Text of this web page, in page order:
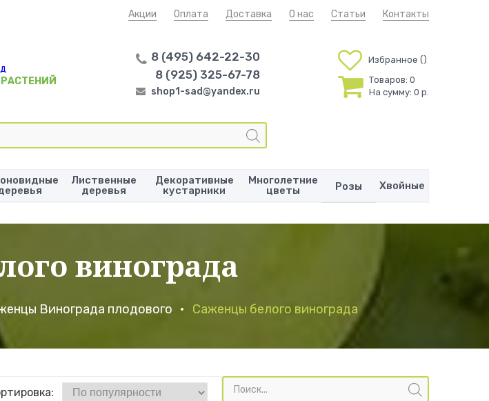
Акции Оплата Доставка О нас Статьи Контакты
8 (495) 642-22-30
8 (925) 325-67-78
shop1-sad@yandex.ru
Избранное
Товаров: 0
На сумму: 0 р.
Лиственные
деревья
Декоративные
кустарники
Многолетние
цветы
Розы Хвойные
винограда
Винограда плодового • Саженцы белого винограда
Поиск
товаров